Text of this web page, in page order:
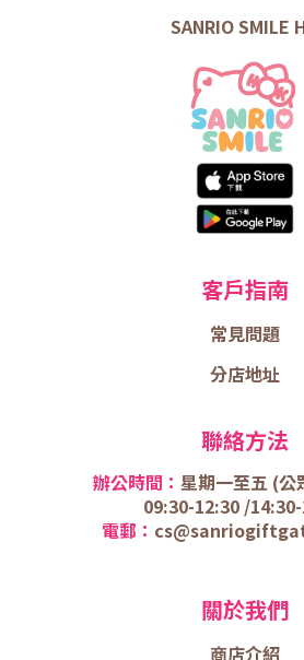
SANRIO SMILE
客戶指南
常見問題
分店地址
聯絡方法
辦公時間： 星期一至五 (公
09:30-12:30 /
電郵：
關於我們
商店介紹